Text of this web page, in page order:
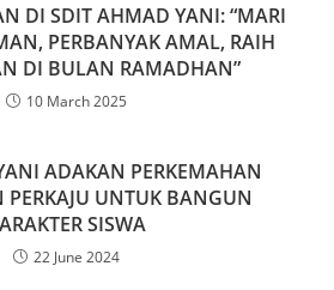
DI SDIT AHMAD YANI: “MARI
PERBANYAK AMAL, RAIH
DI BULAN RAMADHAN”
10 March 2025
ADAKAN PERKEMAHAN
PERKAJU UNTUK BANGUN
SISWA
22 June 2024